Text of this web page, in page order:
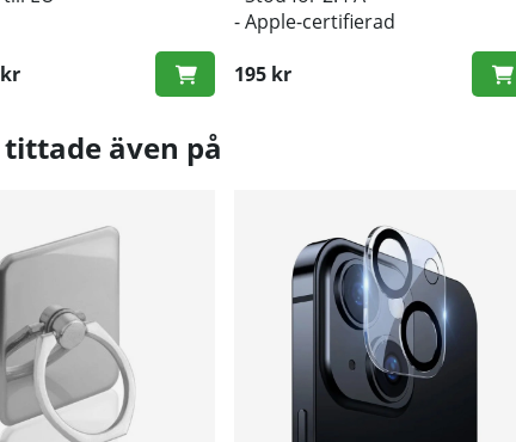
- Apple-certifierad
195 kr
även på